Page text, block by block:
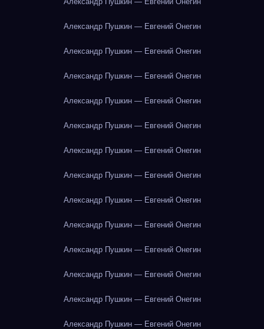
Александр Пушкин — Евгений Онегин
Александр Пушкин — Евгений Онегин
Александр Пушкин — Евгений Онегин
Александр Пушкин — Евгений Онегин
Александр Пушкин — Евгений Онегин
Александр Пушкин — Евгений Онегин
Александр Пушкин — Евгений Онегин
Александр Пушкин — Евгений Онегин
Александр Пушкин — Евгений Онегин
Александр Пушкин — Евгений Онегин
Александр Пушкин — Евгений Онегин
Александр Пушкин — Евгений Онегин
Александр Пушкин — Евгений Онегин